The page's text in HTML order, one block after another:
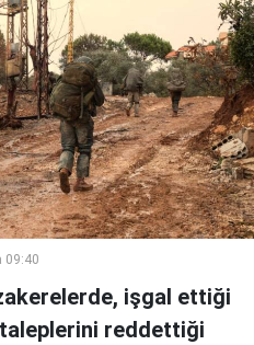
09:40
işgal ettiği
reddettiği